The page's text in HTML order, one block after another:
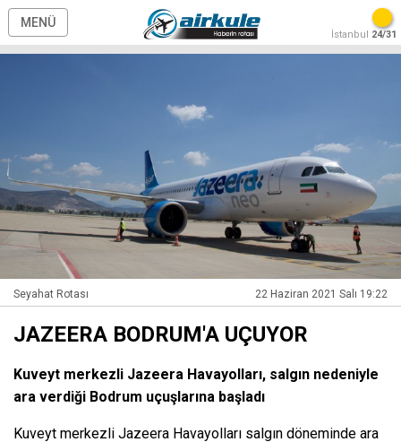
MENÜ
İstanbul 24/31
Seyahat Rotası 22 Haziran 2021 Salı 19:22
JAZEERA BODRUM'A UÇUYOR
Kuveyt merkezli Jazeera Havayolları, salgın nedeniyle
ara verdiği Bodrum uçuşlarına başladı
Kuveyt merkezli Jazeera Havayolları salgın döneminde ara